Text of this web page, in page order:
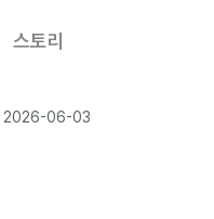
스토리
2026-06-03